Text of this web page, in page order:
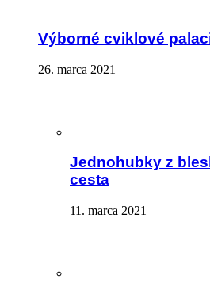
Výborné cviklové
26. marca 2021
Jednohubky z
cesta
11. marca 2021